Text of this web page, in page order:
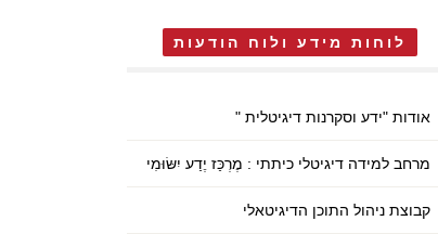
לוחות מידע ולוח הודעות
אודות "ידע וסקרנות דיגיטלית "
מרחב למידה דיגיטלי כיתתי : מֶרְכַּז יֶדַע יִשּׂוּמִי
קבוצת ניהול התוכן הדיגיטאלי